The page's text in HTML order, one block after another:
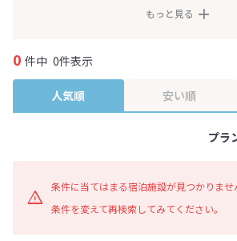
もっと見る
0 件中 0件表示
人気順 安い順
プラ
条件に当てはまる宿泊施設が見つかりませ
条件を変えて再検索してみてください。